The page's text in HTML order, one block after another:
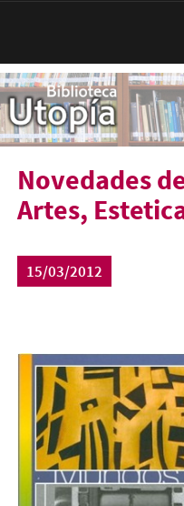
Novedades
Artes,
15/03/2012
nove-teatro-